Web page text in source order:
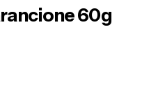
60g